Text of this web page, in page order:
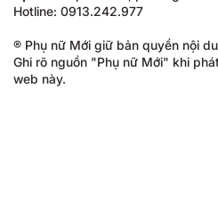
Hotline: 0913.242.977
® Phụ nữ Mới giữ bản quyền nội
Ghi rõ nguồn "Phụ nữ Mới" khi
web này.